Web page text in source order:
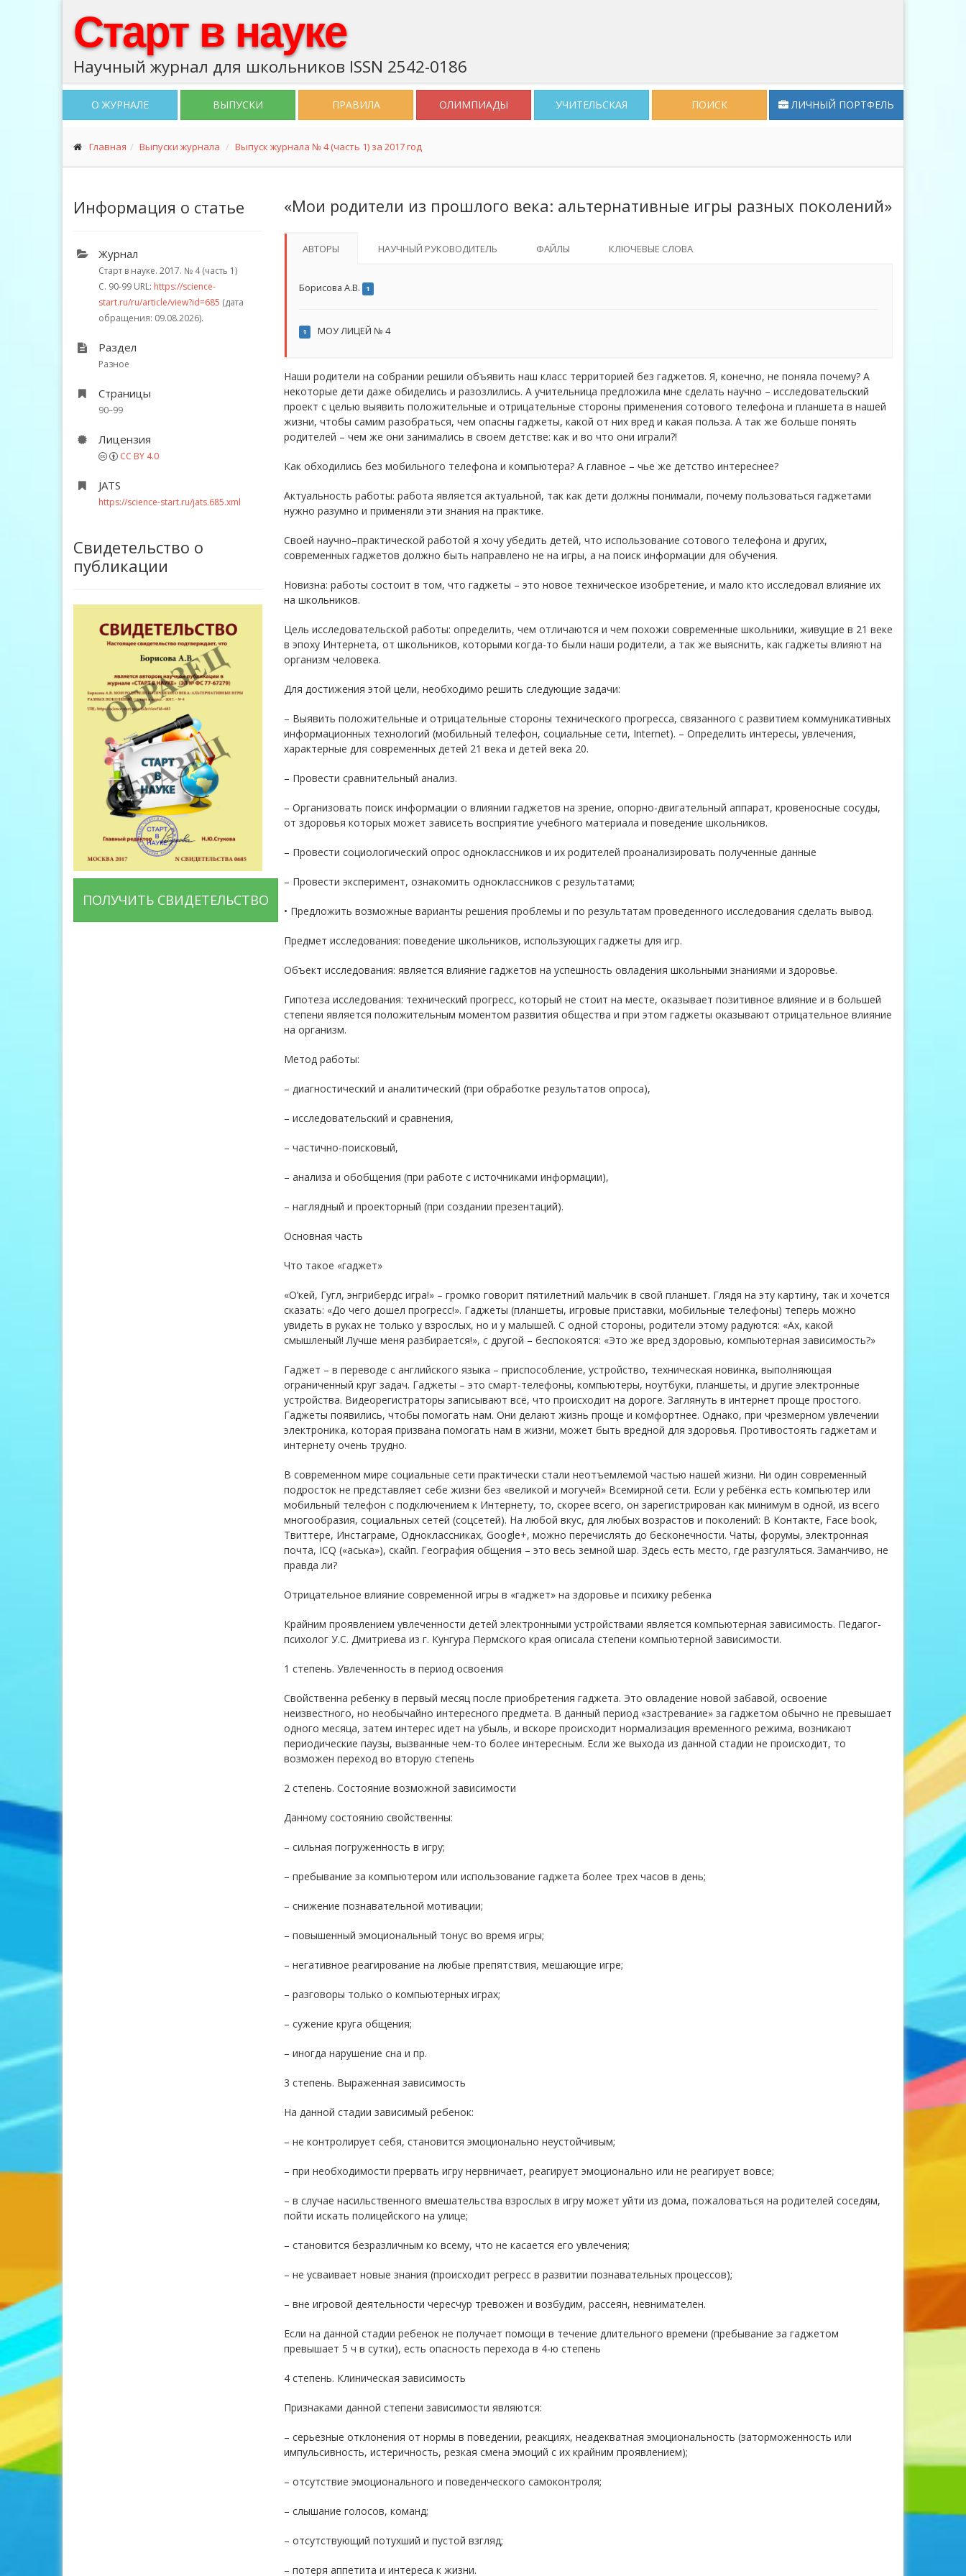
Старт в науке
Научный журнал для школьников ISSN 2542-0186
О ЖУРНАЛЕ ВЫПУСКИ ПРАВИЛА ОЛИМПИАДЫ УЧИТЕЛЬСКАЯ ПОИСК ЛИЧНЫЙ ПОРТФЕЛЬ
Главная Выпуски журнала Выпуск журнала № 4 (часть 1) за 2017 год
Информация о статье
Журнал
Старт в науке. 2017. № 4 (часть 1)
С. 90-99 URL: https://science-
start.ru/ru/article/view?id=685 (дата
обращения: 09.08.2026).
Раздел
Разное
Страницы
90–99
Лицензия
CC BY 4.0
JATS
https://science-start.ru/jats.685.xml
Свидетельство о
публикации
ПОЛУЧИТЬ СВИДЕТЕЛЬСТВО
«Мои родители из прошлого века: альтернативные игры разных поколений»
АВТОРЫ НАУЧНЫЙ РУКОВОДИТЕЛЬ ФАЙЛЫ КЛЮЧЕВЫЕ СЛОВА
Борисова А.В. 1
1 МОУ ЛИЦЕЙ № 4
Наши родители на собрании решили объявить наш класс территорией без гаджетов. Я, конечно, не поняла почему? А
некоторые дети даже обиделись и разозлились. А учительница предложила мне сделать научно – исследовательский
проект с целью выявить положительные и отрицательные стороны применения сотового телефона и планшета в нашей
жизни, чтобы самим разобраться, чем опасны гаджеты, какой от них вред и какая польза. А так же больше понять
родителей – чем же они занимались в своем детстве: как и во что они играли?!
Как обходились без мобильного телефона и компьютера? А главное – чье же детство интереснее?
Актуальность работы: работа является актуальной, так как дети должны понимали, почему пользоваться гаджетами
нужно разумно и применяли эти знания на практике.
Своей научно–практической работой я хочу убедить детей, что использование сотового телефона и других,
современных гаджетов должно быть направлено не на игры, а на поиск информации для обучения.
Новизна: работы состоит в том, что гаджеты – это новое техническое изобретение, и мало кто исследовал влияние их
на школьников.
Цель исследовательской работы: определить, чем отличаются и чем похожи современные школьники, живущие в 21 веке
в эпоху Интернета, от школьников, которыми когда-то были наши родители, а так же выяснить, как гаджеты влияют на
организм человека.
Для достижения этой цели, необходимо решить следующие задачи:
– Выявить положительные и отрицательные стороны технического прогресса, связанного с развитием коммуникативных
информационных технологий (мобильный телефон, социальные сети, Internet). – Определить интересы, увлечения,
характерные для современных детей 21 века и детей века 20.
– Провести сравнительный анализ.
– Организовать поиск информации о влиянии гаджетов на зрение, опорно-двигательный аппарат, кровеносные сосуды,
от здоровья которых может зависеть восприятие учебного материала и поведение школьников.
– Провести социологический опрос одноклассников и их родителей проанализировать полученные данные
– Провести эксперимент, ознакомить одноклассников с результатами;
• Предложить возможные варианты решения проблемы и по результатам проведенного исследования сделать вывод.
Предмет исследования: поведение школьников, использующих гаджеты для игр.
Объект исследования: является влияние гаджетов на успешность овладения школьными знаниями и здоровье.
Гипотеза исследования: технический прогресс, который не стоит на месте, оказывает позитивное влияние и в большей
степени является положительным моментом развития общества и при этом гаджеты оказывают отрицательное влияние
на организм.
Метод работы:
– диагностический и аналитический (при обработке результатов опроса),
– исследовательский и сравнения,
– частично-поисковый,
– анализа и обобщения (при работе с источниками информации),
– наглядный и проекторный (при создании презентаций).
Основная часть
Что такое «гаджет»
«О’кей, Гугл, энгрибердс игра!» – громко говорит пятилетний мальчик в свой планшет. Глядя на эту картину, так и хочется
сказать: «До чего дошел прогресс!». Гаджеты (планшеты, игровые приставки, мобильные телефоны) теперь можно
увидеть в руках не только у взрослых, но и у малышей. С одной стороны, родители этому радуются: «Ах, какой
смышленый! Лучше меня разбирается!», с другой – беспокоятся: «Это же вред здоровью, компьютерная зависимость?»
Гаджет – в переводе с английского языка – приспособление, устройство, техническая новинка, выполняющая
ограниченный круг задач. Гаджеты – это смарт-телефоны, компьютеры, ноутбуки, планшеты, и другие электронные
устройства. Видеорегистраторы записывают всё, что происходит на дороге. Заглянуть в интернет проще простого.
Гаджеты появились, чтобы помогать нам. Они делают жизнь проще и комфортнее. Однако, при чрезмерном увлечении
электроника, которая призвана помогать нам в жизни, может быть вредной для здоровья. Противостоять гаджетам и
интернету очень трудно.
В современном мире социальные сети практически стали неотъемлемой частью нашей жизни. Ни один современный
подросток не представляет себе жизни без «великой и могучей» Всемирной сети. Если у ребёнка есть компьютер или
мобильный телефон с подключением к Интернету, то, скорее всего, он зарегистрирован как минимум в одной, из всего
многообразия, социальных сетей (соцсетей). На любой вкус, для любых возрастов и поколений: В Контакте, Face book,
Твиттере, Инстаграме, Одноклассниках, Google+, можно перечислять до бесконечности. Чаты, форумы, электронная
почта, ICQ («аська»), скайп. География общения – это весь земной шар. Здесь есть место, где разгуляться. Заманчиво, не
правда ли?
Отрицательное влияние современной игры в «гаджет» на здоровье и психику ребенка
Крайним проявлением увлеченности детей электронными устройствами является компьютерная зависимость. Педагог-
психолог У.С. Дмитриева из г. Кунгура Пермского края описала степени компьютерной зависимости.
1 степень. Увлеченность в период освоения
Свойственна ребенку в первый месяц после приобретения гаджета. Это овладение новой забавой, освоение
неизвестного, но необычайно интересного предмета. В данный период «застревание» за гаджетом обычно не превышает
одного месяца, затем интерес идет на убыль, и вскоре происходит нормализация временного режима, возникают
периодические паузы, вызванные чем-то более интересным. Если же выхода из данной стадии не происходит, то
возможен переход во вторую степень
2 степень. Состояние возможной зависимости
Данному состоянию свойственны:
– сильная погруженность в игру;
– пребывание за компьютером или использование гаджета более трех часов в день;
– снижение познавательной мотивации;
– повышенный эмоциональный тонус во время игры;
– негативное реагирование на любые препятствия, мешающие игре;
– разговоры только о компьютерных играх;
– сужение круга общения;
– иногда нарушение сна и пр.
3 степень. Выраженная зависимость
На данной стадии зависимый ребенок:
– не контролирует себя, становится эмоционально неустойчивым;
– при необходимости прервать игру нервничает, реагирует эмоционально или не реагирует вовсе;
– в случае насильственного вмешательства взрослых в игру может уйти из дома, пожаловаться на родителей соседям,
пойти искать полицейского на улице;
– становится безразличным ко всему, что не касается его увлечения;
– не усваивает новые знания (происходит регресс в развитии познавательных процессов);
– вне игровой деятельности чересчур тревожен и возбудим, рассеян, невнимателен.
Если на данной стадии ребенок не получает помощи в течение длительного времени (пребывание за гаджетом
превышает 5 ч в сутки), есть опасность перехода в 4-ю степень
4 степень. Клиническая зависимость
Признаками данной степени зависимости являются:
– серьезные отклонения от нормы в поведении, реакциях, неадекватная эмоциональность (заторможенность или
импульсивность, истеричность, резкая смена эмоций с их крайним проявлением);
– отсутствие эмоционального и поведенческого самоконтроля;
– слышание голосов, команд;
– отсутствующий потухший и пустой взгляд;
– потеря аппетита и интереса к жизни.